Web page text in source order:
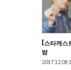
[스타캐스
밤
2017.12.08